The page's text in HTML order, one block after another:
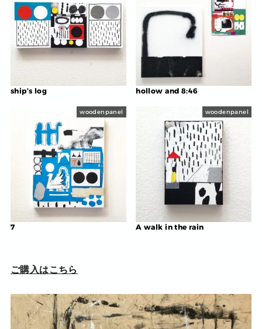
ship’s log hollow and 8:46
woodenpanel
7
woodenpanel
A walk in the rain
ご購入はこちら